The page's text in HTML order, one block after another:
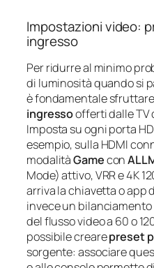
Impostazioni video:
ingresso
Per ridurre al minimo
di luminosità quando si
è fondamentale
ingressoofferti dalle TV
Imposta su ogni porta
esempio, sulla HDMI
modalitàGamecon
Mode) attivo, VRR e 4K
arriva la chiavetta o app
invece un
del flusso video a 60 o
possibile crearepreset
sorgente: associare